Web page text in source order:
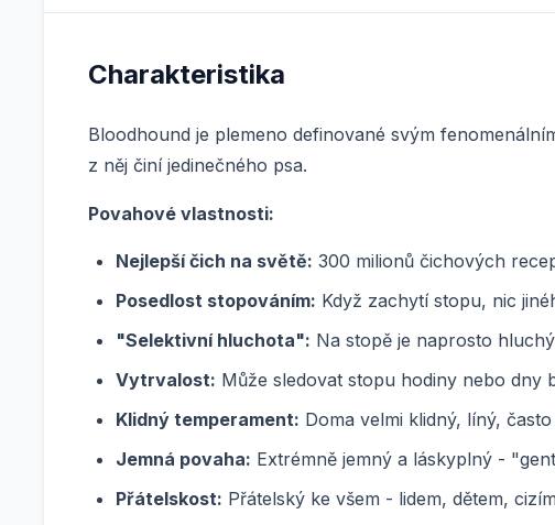
Charakteristika
Bloodhound je plemeno definované svým
z něj činí jedinečného psa.
Povahové vlastnosti:
Nejlepší čich na světě: 300 milionů čichových
Posedlost stopováním: Když zachytí stopu, nic
"Selektivní hluchota": Na stopě je naprosto
Vytrvalost: Může sledovat stopu hodiny nebo dny
Klidný temperament: Doma velmi klidný, líný, často
Jemná povaha: Extrémně jemný a láskyplný -
Přátelskost: Přátelský ke všem - lidem, dětem,